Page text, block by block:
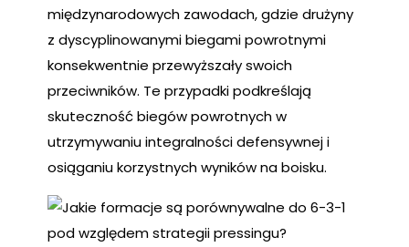
międzynarodowych zawodach, gdzie drużyny
z dyscyplinowanymi biegami powrotnymi
konsekwentnie przewyższały swoich
przeciwników. Te przypadki podkreślają
skuteczność biegów powrotnych w
utrzymywaniu integralności defensywnej i
osiąganiu korzystnych wyników na boisku.